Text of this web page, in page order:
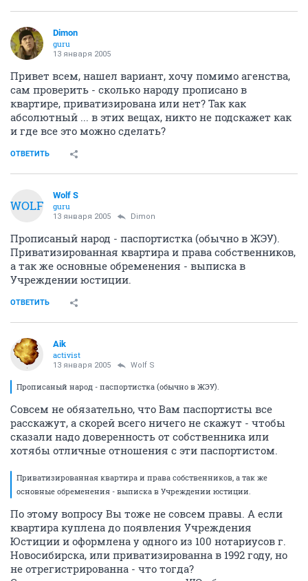
Dimon
guru
13 января 2005
Привет всем, нашел вариант, хочу помимо агенства,
сам проверить - сколько народу прописано в
квартире, приватизирована или нет? Так как
абсолютный ... в этих вещах, никто не подскажет как
и где все это можно сделать?
ОТВЕТИТЬ
WOLF
Wolf S
guru
13 января 2005 Dimon
Прописаный народ - паспортистка (обычно в ЖЭУ).
Приватизированная квартира и права собственников,
а так же основные обременения - выписка в
Учреждении юстиции.
ОТВЕТИТЬ
Aik
activist
13 января 2005 Wolf S
Прописаный народ - паспортистка (обычно в ЖЭУ).
Совсем не обязательно, что Вам паспортисты все
расскажут, а скорей всего ничего не скажут - чтобы
сказали надо доверенность от собственника или
хотябы отличные отношения с эти паспортистом.
Приватизированная квартира и права собственников, а так же
основные обременения - выписка в Учреждении юстиции.
По этому вопросу Вы тоже не совсем правы. А если
квартира куплена до появления Учреждения
Юстиции и оформлена у одного из 100 нотариусов г.
Новосибирска, или приватизированна в 1992 году, но
не отрегистрированна - что тогда?